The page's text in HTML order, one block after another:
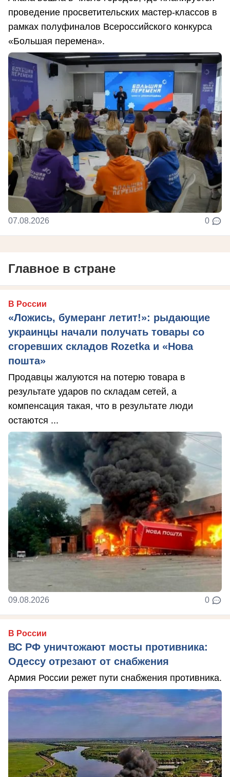
проведение просветительских мастер-классов в
рамках полуфиналов Всероссийского конкурса
«Большая перемена».
07.08.2026 0
Главное в стране
В России
«Ложись, бумеранг летит!»: рыдающие
украинцы начали получать товары со
сгоревших складов Rozetka и «Нова
пошта»
Продавцы жалуются на потерю товара в
результате ударов по складам сетей, а
компенсация такая, что в результате люди
остаются ...
09.08.2026 0
В России
ВС РФ уничтожают мосты противника:
Одессу отрезают от снабжения
Армия России режет пути снабжения противника.